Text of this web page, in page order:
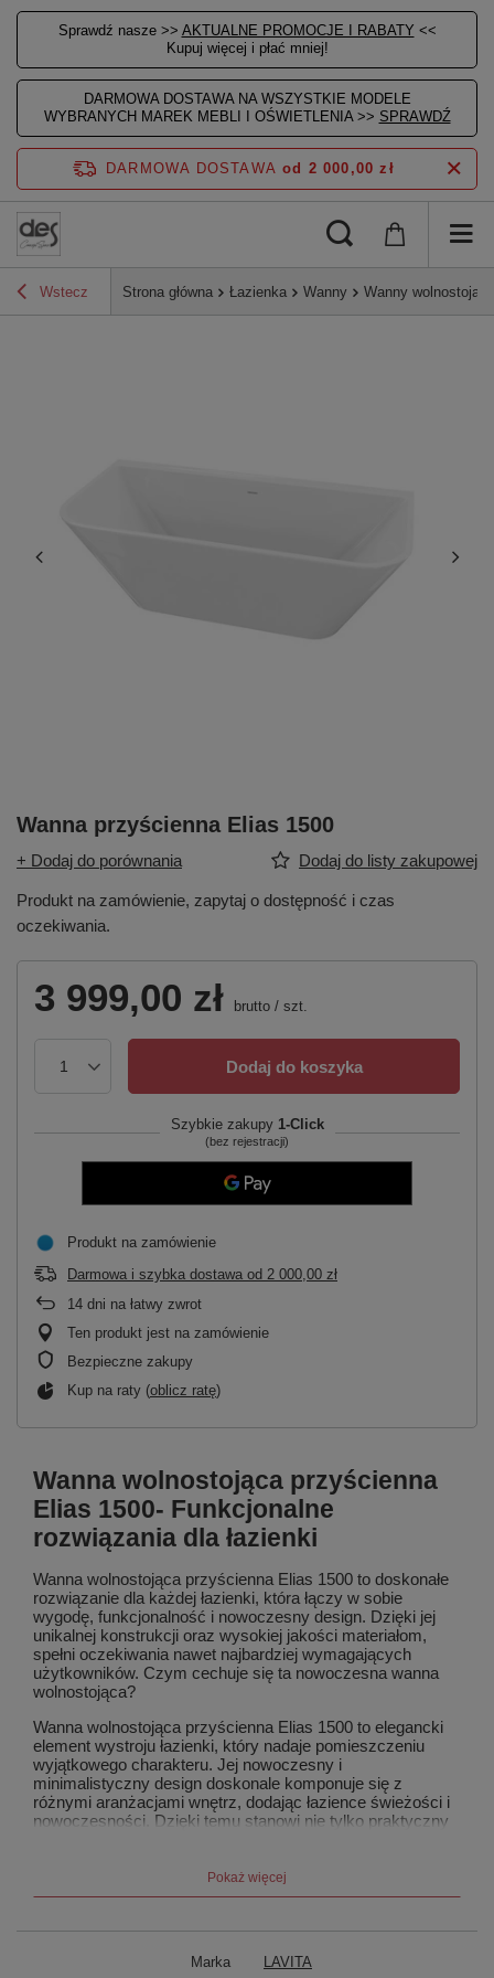
Sprawdź nasze >> AKTUALNE PROMOCJE I RABATY <<
Kupuj więcej i płać mniej!
DARMOWA DOSTAWA NA WSZYSTKIE MODELE
WYBRANYCH MAREK MEBLI I OŚWIETLENIA >> SPRAWDŹ
DARMOWA DOSTAWA od 2 000,00 zł
Wstecz Strona główna Łazienka Wanny Wanny
Wanna przyścienna Elias 1500
+ Dodaj do porównania Dodaj do listy zakupowej
Produkt na zamówienie, zapytaj o dostępność i czas
oczekiwania.
3 999,00 zł brutto / szt.
Dodaj do koszyka
Szybkie zakupy 1-Click
(bez rejestracji)
Produkt na zamówienie
Darmowa i szybka dostawa od 2 000,00 zł
14 dni na łatwy zwrot
Ten produkt jest na zamówienie
Bezpieczne zakupy
Kup na raty (oblicz ratę)
Wanna wolnostojąca przyścienna
Elias 1500- Funkcjonalne
rozwiązania dla łazienki
Wanna wolnostojąca przyścienna Elias 1500 to doskonałe
rozwiązanie dla każdej łazienki, która łączy w sobie
wygodę, funkcjonalność i nowoczesny design. Dzięki jej
unikalnej konstrukcji oraz wysokiej jakości materiałom,
spełni oczekiwania nawet najbardziej wymagających
użytkowników. Czym cechuje się ta nowoczesna wanna
wolnostojąca?
Wanna wolnostojąca przyścienna Elias 1500 to elegancki
element wystroju łazienki, który nadaje pomieszczeniu
wyjątkowego charakteru. Jej nowoczesny i
minimalistyczny design doskonale komponuje się z
różnymi aranżacjami wnętrz, dodając łazience świeżości i
nowoczesności. Dzięki temu stanowi nie tylko praktyczny
Wanna wolnostojąca przyścienna Elias 1500 wykonana jest
odporność na uszkodzenia. Materiał ten jest łatwy w
swój pierwszy, nieskazitelny wygląd przez wiele lat
Pokaż więcej
Marka LAVITA